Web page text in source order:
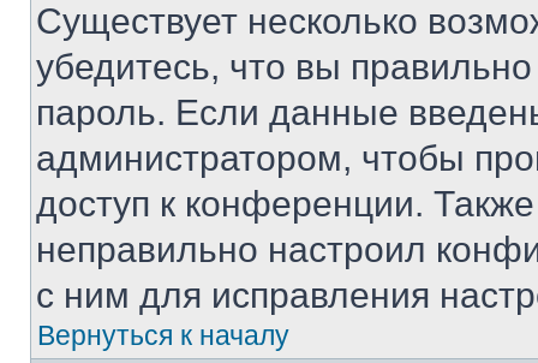
Существует несколько
убедитесь, что вы
пароль. Если данные
администратором, чтобы
доступ к конференции.
неправильно настроил
с ним для исправления
Вернуться к началу